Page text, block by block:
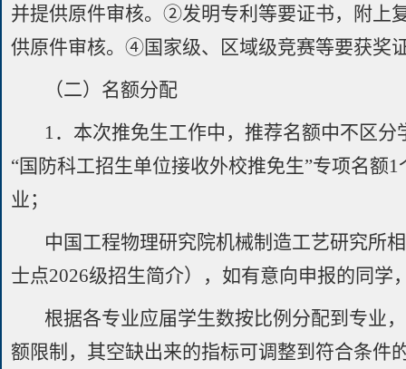
并提供原件审核。②发明专利等要证书，附上
供原件审核。④国家级、区域级竞赛等要获奖
（二）名额分配
1．本次推免生工作中，推荐名额中不区
“国防科工招生单位接收外校推免生”专项名额1
业；
中国工程物理研究院机械制造工艺研究所
士点2026级招生简介），如有意向申报的同
根据各专业应届学生数按比例分配到专业
额限制，其空缺出来的指标可调整到符合条件